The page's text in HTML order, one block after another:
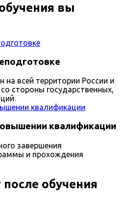
вы
на всей территории России и
стороны государственных,
квалификации
завершения
и прохождения
обучения